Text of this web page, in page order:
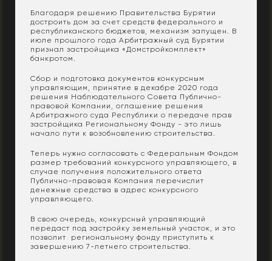
Благодаря решению Правительства Бурятии
достроить дом за счет средств федерального и
республиканского бюджетов, механизм запущен. В
июле прошлого года Арбитражный суд Бурятии
признал застройщика «Домстройкомплект»
банкротом.
Сбор и подготовка документов конкурсным
управляющим, принятие в декабре 2020 года
решения Наблюдательного Совета Публично-
правовой Компании, оглашение решения
Арбитражного суда Республики о передаче прав
застройщика Региональному Фонду - это лишь
начало пути к возобновлению строительства.
Теперь нужно согласовать с Федеральным Фондом
размер требований конкурсного управляющего, в
случае получения положительного ответа
Публично-правовая Компания перечислит
денежные средства в адрес конкурсного
управляющего.
В свою очередь, конкурсный управляющий
передаст под застройку земельный участок, и это
позволит региональному фонду приступить к
завершению 7-летнего строительства.